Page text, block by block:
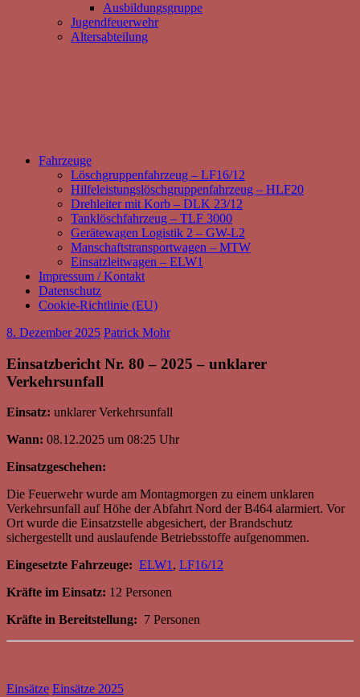
Ausbildungsgruppe
Jugendfeuerwehr
Altersabteilung
Fahrzeuge
Löschgruppenfahrzeug – LF16/12
Hilfeleistungslöschgruppenfahrzeug – HLF20
Drehleiter mit Korb – DLK 23/12
Tanklöschfahrzeug – TLF 3000
Gerätewagen Logistik 2 – GW-L2
Manschaftstransportwagen – MTW
Einsatzleitwagen – ELW1
Impressum / Kontakt
Datenschutz
Cookie-Richtlinie (EU)
8. Dezember 2025 Patrick Mohr
Einsatzbericht Nr. 80 – 2025 – unklarer
Verkehrsunfall
Einsatz: unklarer Verkehrsunfall
Wann: 08.12.2025 um 08:25 Uhr
Einsatzgeschehen:
Die Feuerwehr wurde am Montagmorgen zu einem unklaren
Verkehrsunfall auf Höhe der Abfahrt Nord der B464 alarmiert. Vor
Ort wurde die Einsatzstelle abgesichert, der Brandschutz
sichergestellt und auslaufende Betriebsstoffe aufgenommen.
Eingesetzte Fahrzeuge: ELW1, LF16/12
Kräfte im Einsatz: 12 Personen
Kräfte in Bereitstellung: 7 Personen
Einsätze Einsätze 2025